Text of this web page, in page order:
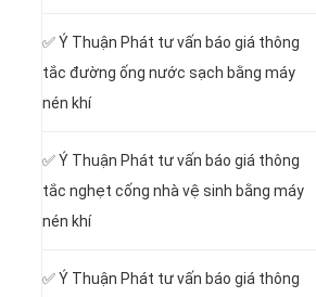
✅ Ý Thuận Phát tư vấn báo giá thông
tắc đường ống nước sạch bằng máy
nén khí
✅ Ý Thuận Phát tư vấn báo giá thông
tắc nghẹt cống nhà vệ sinh bằng máy
nén khí
✅ Ý Thuận Phát tư vấn báo giá thông